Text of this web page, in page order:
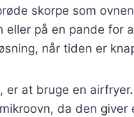
skorpe som
på en pande for
når tiden er
at bruge en
da den giver